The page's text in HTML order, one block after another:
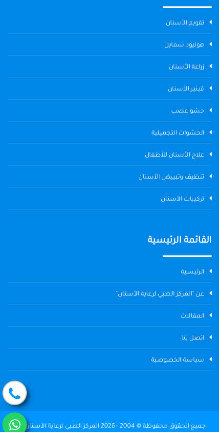
تقويم الأسنان
هوليود سمايل
زراعة الأسنان
ڤينير الأسنان
حشو عصب
الحشوات التجميلية
علاج الأسنان للأطفال
تنظيف وتبييض الأسنان
تركيبات الأسنان
القائمة الرئيسية
الرئيسية
عن "المركز الطبي لرعاية الأسنان"
المقالات
اتصل بنا
سياسة الخصوصية
جميع الحقوق محفوظة © 2004 - 2026 المركز الطبي لرعاية الأسنان The